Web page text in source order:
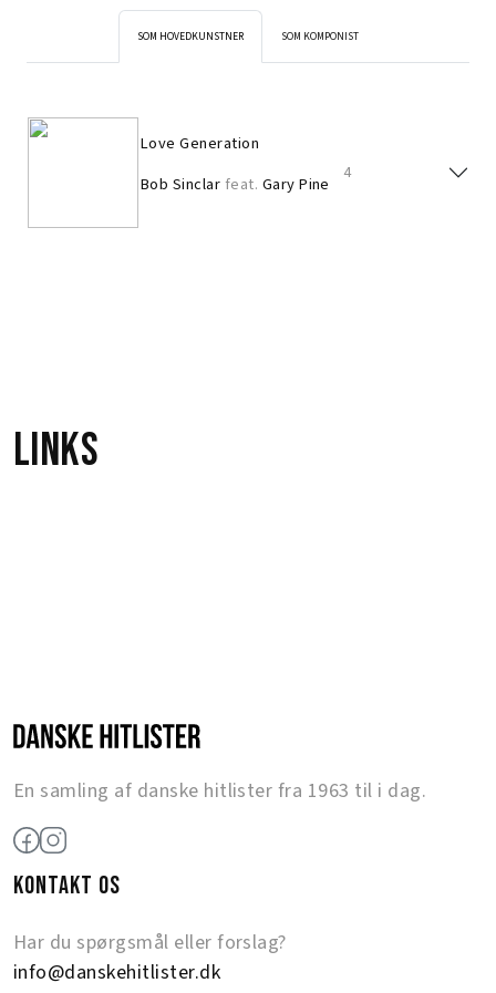
SOM HOVEDKUNSTNER SOM KOMPONIST
Love Generation
Bob Sinclarfeat. Gary Pine
4
Links
En samling af danske hitlister fra 1963 til i dag.
KONTAKT OS
Har du spørgsmål eller forslag?
info@danskehitlister.dk